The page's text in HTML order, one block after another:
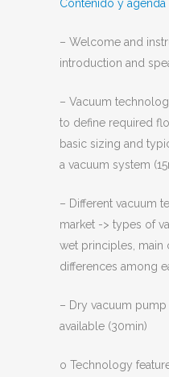
Contenido y agenda
– Welcome and
introduction and
– Vacuum
to define required
basic sizing and
a vacuum system
– Different vacuum
market -> types of
wet principles, main
differences among
– Dry vacuum
available (30min)
o Technology